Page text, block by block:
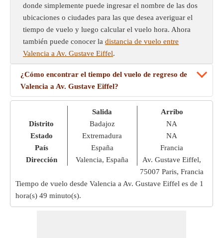
donde simplemente puede ingresar el nombre de las dos
ubicaciones o ciudades para las que desea averiguar el
tiempo de vuelo y luego calcular el vuelo hora. Ahora
también puede conocer la distancia de vuelo entre
Valencia a Av. Gustave Eiffel.
¿Cómo encontrar el tiempo del vuelo de regreso de
Valencia a Av. Gustave Eiffel?
Distrito
Estado
País
Dirección
Salida
Badajoz
Extremadura
España
Valencia, España
Arribo
NA
NA
Francia
Av. Gustave Eiffel,
75007 Paris, Francia
Tiempo de vuelo desde Valencia a Av. Gustave Eiffel es de 1
hora(s) 49 minuto(s).